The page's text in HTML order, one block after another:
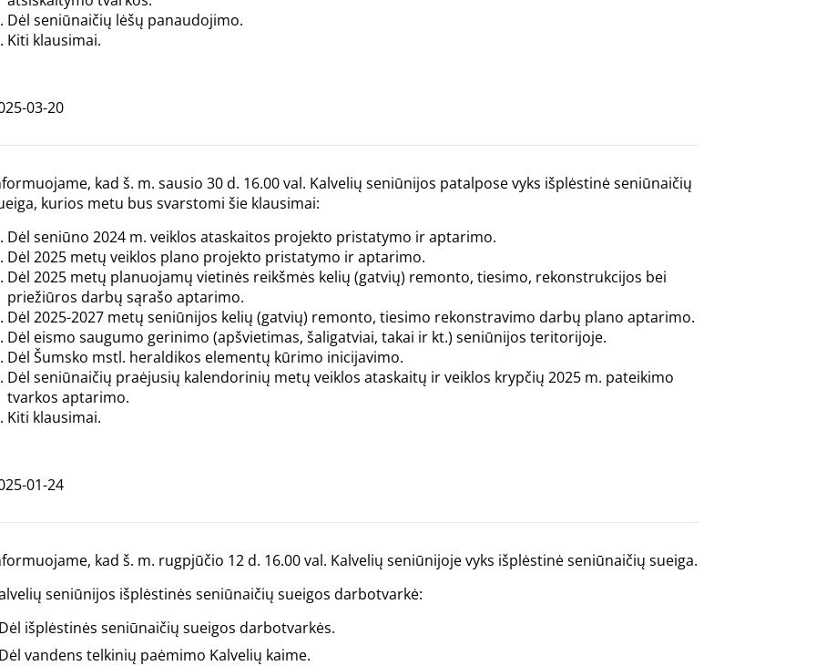
Dėl seniūnaičių lėšų panaudojimo.
Kiti klausimai.
03-20
kad š. m. sausio 30 d. 16.00 val. Kalvelių seniūnijos patalpose vyks išplėstinė seniūnaičių
kurios metu bus svarstomi šie klausimai:
Dėl seniūno 2024 m. veiklos ataskaitos projekto pristatymo ir aptarimo.
Dėl 2025 metų veiklos plano projekto pristatymo ir aptarimo.
Dėl 2025 metų planuojamų vietinės reikšmės kelių (gatvių) remonto, tiesimo, rekonstrukcijos bei
priežiūros darbų sąrašo aptarimo.
Dėl 2025-2027 metų seniūnijos kelių (gatvių) remonto, tiesimo rekonstravimo darbų plano aptarimo.
Dėl eismo saugumo gerinimo (apšvietimas, šaligatviai, takai ir kt.) seniūnijos teritorijoje.
Dėl Šumsko mstl. heraldikos elementų kūrimo inicijavimo.
Dėl seniūnaičių praėjusių kalendorinių metų veiklos ataskaitų ir veiklos krypčių 2025 m. pateikimo
tvarkos aptarimo.
Kiti klausimai.
01-24
kad š. m. rugpjūčio 12 d. 16.00 val. Kalvelių seniūnijoje vyks išplėstinė seniūnaičių sueiga.
seniūnijos išplėstinės seniūnaičių sueigos darbotvarkė:
išplėstinės seniūnaičių sueigos darbotvarkės.
vandens telkinių paėmimo Kalvelių kaime.